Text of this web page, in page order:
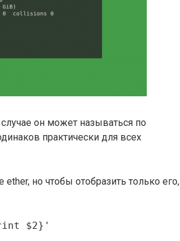
он может называться по
практически для всех
но чтобы отобразить только его,
$2}'